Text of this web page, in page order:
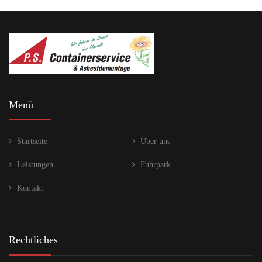
Menü
Startseite Über uns
Leistungen Fuhrpark
Kontakt
Rechtliches